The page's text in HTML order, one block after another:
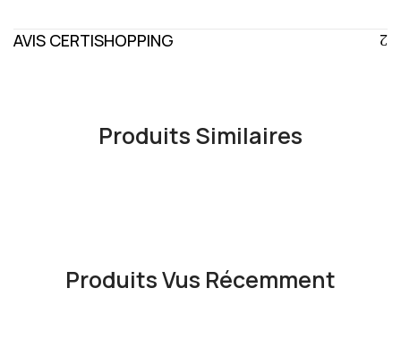
AVIS CERTISHOPPING
Produits Similaires
Produits Vus Récemment